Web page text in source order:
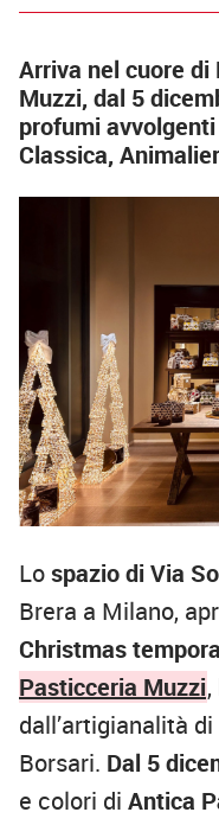
Arriva nel cuore
Muzzi, dal 5
profumi
Classica,
Lospazio di Via
Brera a Milano,
Christmas
Pasticceria Muzzi
dall’artigianalità
Borsari. Dal 5
e colori di Antica